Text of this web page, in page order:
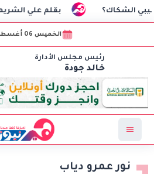
بقلم علي الشريمي: الفعالية
الخميس 06 أغسطس 2026
رئيس مجلس الأدارة
خالد جودة
نور عمرو دياب